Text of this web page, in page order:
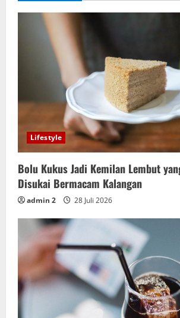
Lifestyle
Bolu Kukus Jadi Kemilan Lembut
Disukai Bermacam Kalangan
admin 2 28 Juli 2026